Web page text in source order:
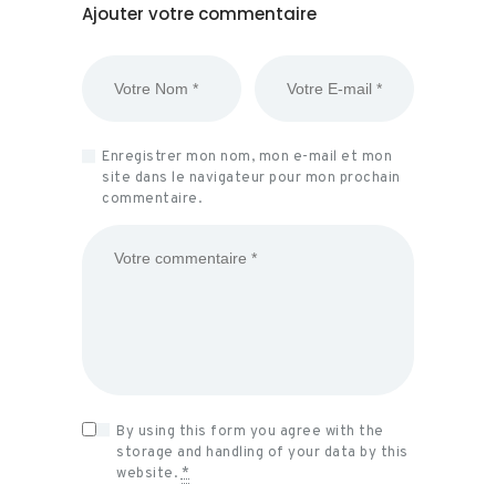
Ajouter votre commentaire
Enregistrer mon nom, mon e-mail et mon
site dans le navigateur pour mon prochain
commentaire.
By using this form you agree with the
storage and handling of your data by this
website. *